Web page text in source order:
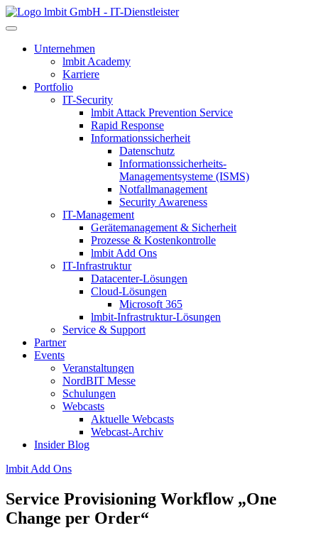
lmbit GmbH - IT-Dienstleister
Unternehmen
lmbit Academy
Karriere
Portfolio
IT-Security
lmbit Attack Prevention Service
Rapid Response
Informationssicherheit
Datenschutz
Informationssicherheits-
Managementsysteme (ISMS)
Notfallmanagement
Security Awareness
IT-Management
Gerätemanagement & Sicherheit
Prozesse & Kostenkontrolle
lmbit Add Ons
IT-Infrastruktur
Datacenter-Lösungen
Cloud-Lösungen
Microsoft 365
lmbit-Infrastruktur-Lösungen
Service & Support
Partner
Events
Veranstaltungen
NordBIT Messe
Schulungen
Webcasts
Aktuelle Webcasts
Webcast-Archiv
Insider Blog
lmbit Add Ons
Service Provisioning Workflow „One
Change per Order“